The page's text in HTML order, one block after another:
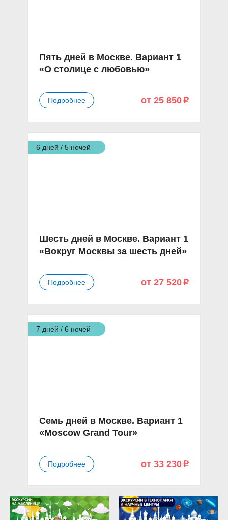
Пять дней в Москве. Вариант 1
«О столице с любовью»
Подробнее от 25 850 p
6 дней / 5 ночей
Шесть дней в Москве. Вариант 1
«Вокруг Москвы за шесть дней»
Подробнее от 27 520 p
7 дней / 6 ночей
Семь дней в Москве. Вариант 1
«Moscow Grand Tour»
Подробнее от 33 230 p